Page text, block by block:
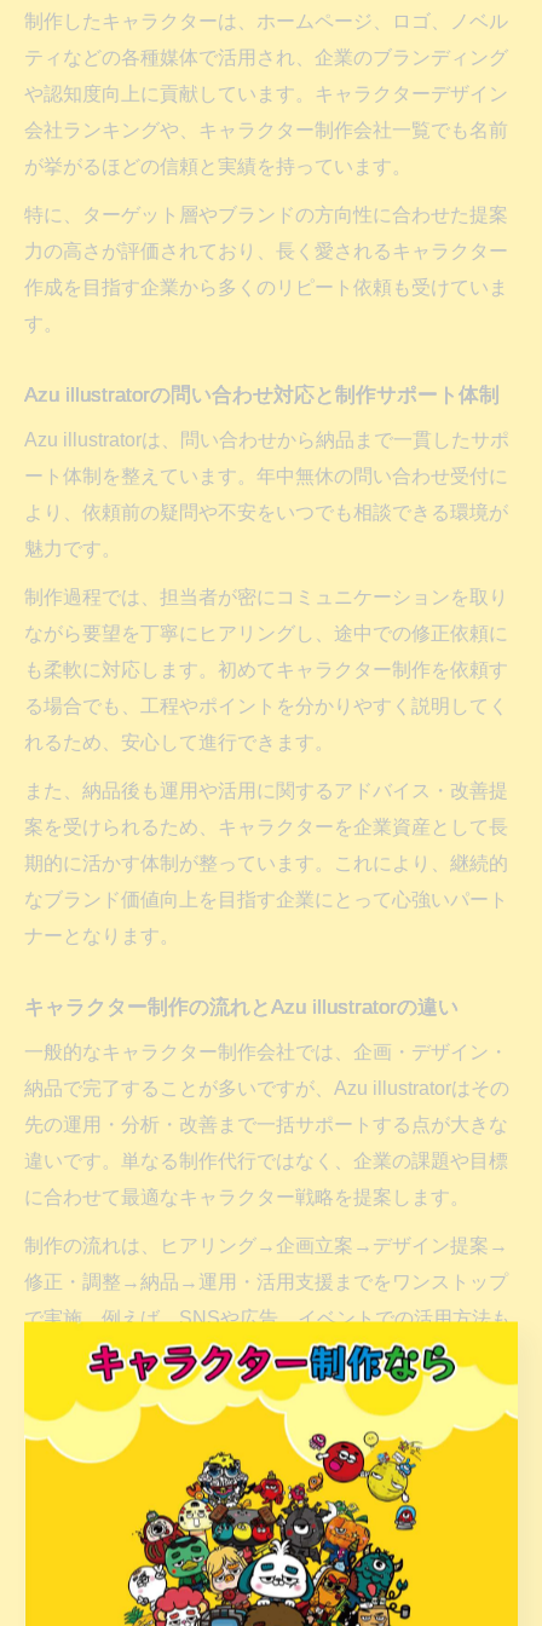
制作したキャラクターは、ホームページ、ロゴ、ノベル
ティなどの各種媒体で活用され、企業のブランディング
や認知度向上に貢献しています。キャラクターデザイン
会社ランキングや、キャラクター制作会社一覧でも名前
が挙がるほどの信頼と実績を持っています。
特に、ターゲット層やブランドの方向性に合わせた提案
力の高さが評価されており、長く愛されるキャラクター
作成を目指す企業から多くのリピート依頼も受けていま
す。
Azu illustratorの問い合わせ対応と制作サポート体制
Azu illustratorは、問い合わせから納品まで一貫したサポ
ート体制を整えています。年中無休の問い合わせ受付に
より、依頼前の疑問や不安をいつでも相談できる環境が
魅力です。
制作過程では、担当者が密にコミュニケーションを取り
ながら要望を丁寧にヒアリングし、途中での修正依頼に
も柔軟に対応します。初めてキャラクター制作を依頼す
る場合でも、工程やポイントを分かりやすく説明してく
れるため、安心して進行できます。
また、納品後も運用や活用に関するアドバイス・改善提
案を受けられるため、キャラクターを企業資産として長
期的に活かす体制が整っています。これにより、継続的
なブランド価値向上を目指す企業にとって心強いパート
ナーとなります。
キャラクター制作の流れとAzu illustratorの違い
一般的なキャラクター制作会社では、企画・デザイン・
納品で完了することが多いですが、Azu illustratorはその
先の運用・分析・改善まで一括サポートする点が大きな
違いです。単なる制作代行ではなく、企業の課題や目標
に合わせて最適なキャラクター戦略を提案します。
制作の流れは、ヒアリング→企画立案→デザイン提案→
修正・調整→納品→運用・活用支援までをワンストップ
で実施。例えば、SNSや広告、イベントでの活用方法も
具体的にアドバイスし、キャラクターの露出量を最大化
このように、Azu illustratorはキャラクターを単なるデザ
インではなく、企業資産として最大限に活用するための
総合的なサポートを提供しています。失敗しないキャラ
クター制作のためのパートナー選びとして、ぜひ検討し
てみてください。